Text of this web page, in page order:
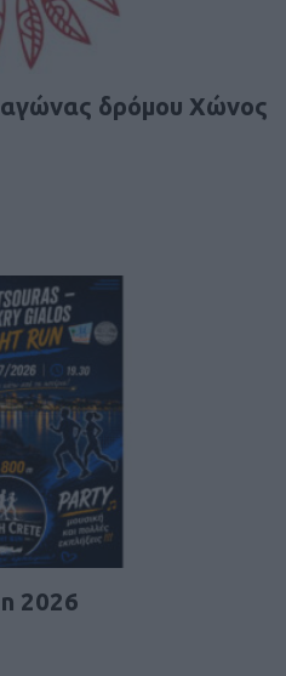
αγώνας δρόμου Χώνος
2026